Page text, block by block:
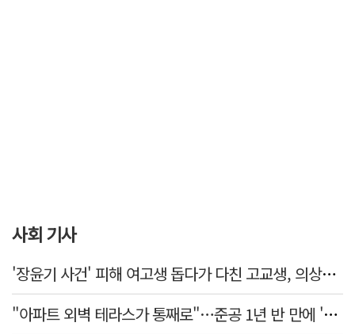
사회 기사
'장윤기 사건' 피해 여고생 돕다가 다친 고교생, 의상자 인정
"아파트 외벽 테라스가 통째로"…준공 1년 반 만에 '아찔 사고'